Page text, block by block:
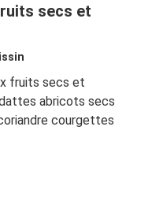
secs et
fruits secs et
abricots secs
courgettes